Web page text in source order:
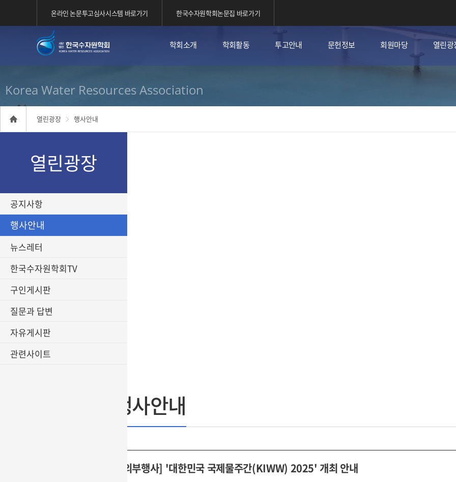
온라인 논문투고심사시스템 바로가기 한국수자원학회논문집 바로가기
학회소개 학회활동 투고안내 문헌정보 회원마당 열린광
Korea Water Resources Association
열린광장 행사안내
열린광장
공지사항
행사안내
뉴스레터
한국수자원학회TV
구인게시판
질문과 답변
자유게시판
관련사이트
행사안내
[외부행사] '대한민국 국제물주간(KIWW) 2025' 개최 안내